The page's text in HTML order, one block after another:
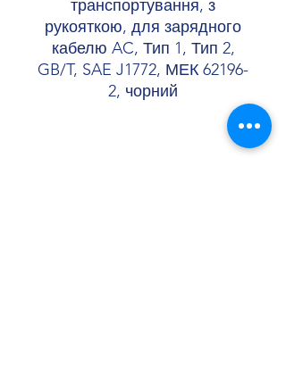
транспортування, з
рукояткою, для зарядного
кабелю AC, Тип 1, Тип 2,
GB/T, SAE J1772, МЕК 62196-
2, чорний